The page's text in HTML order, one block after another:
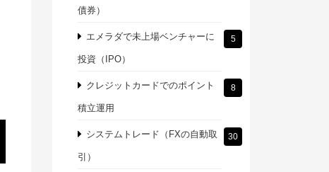
債券）
エメラダで未上場ベンチャーに
投資（IPO）
5
クレジットカードでのポイント
積立運用
8
システムトレード（FXの自動取
引）
30